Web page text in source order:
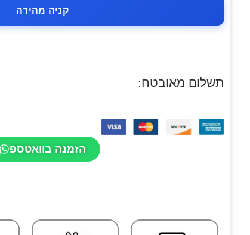
קניה מהירה
תשלום מאובטח:
הזמנה בוואטספ